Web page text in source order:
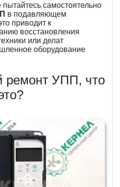
пытайтесь самостоятельно
в подавляющем
приводит к
восстановления
или делат
оборудование
ремонт УПП, что